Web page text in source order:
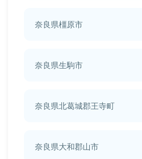
奈良県橿原市
奈良県生駒市
奈良県北葛城郡王寺町
奈良県大和郡山市